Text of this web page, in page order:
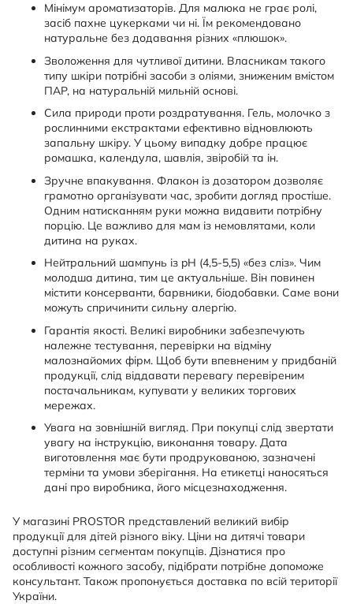
Мінімум ароматизаторів. Для малюка не грає ролі,
засіб пахне цукерками чи ні. Їм рекомендовано
натуральне без додавання різних «плюшок».
Зволоження для чутливої дитини. Власникам такого
типу шкіри потрібні засоби з оліями, зниженим вмістом
ПАР, на натуральній мильній основі.
Сила природи проти роздратування. Гель, молочко з
рослинними екстрактами ефективно відновлюють
запальну шкіру. У цьому випадку добре працює
ромашка, календула, шавлія, звіробій та ін.
Зручне впакування. Флакон із дозатором дозволяє
грамотно організувати час, зробити догляд простіше.
Одним натисканням руки можна видавити потрібну
порцію. Це важливо для мам із немовлятами, коли
дитина на руках.
Нейтральний шампунь із pH (4,5-5,5) «без сліз». Чим
молодша дитина, тим це актуальніше. Він повинен
містити консерванти, барвники, біодобавки. Саме вони
можуть спричинити сильну алергію.
Гарантія якості. Великі виробники забезпечують
належне тестування, перевірки на відміну
малознайомих фірм. Щоб бути впевненим у придбаній
продукції, слід віддавати перевагу перевіреним
постачальникам, купувати у великих торгових
мережах.
Увага на зовнішній вигляд. При покупці слід звертати
увагу на інструкцію, виконання товару. Дата
виготовлення має бути продрукованою, зазначені
терміни та умови зберігання. На етикетці наносяться
дані про виробника, його місцезнаходження.
У магазині PROSTOR представлений великий вибір
продукції для дітей різного віку. Ціни на дитячі товари
доступні різним сегментам покупців. Дізнатися про
особливості кожного засобу, підібрати потрібне допоможе
консультант. Також пропонується доставка по всій території
України.